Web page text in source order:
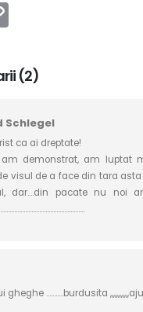
(2)
Schlegel
ca ai dreptate!
demonstrat, am luptat
visul de a face din tara
dar....din pacate nu noi
...........burdusita